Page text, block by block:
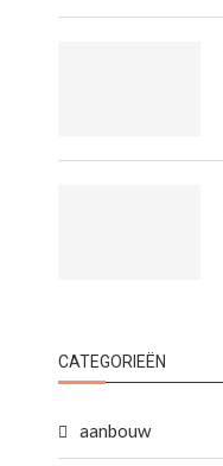
CATEGORIEËN
aanbouw